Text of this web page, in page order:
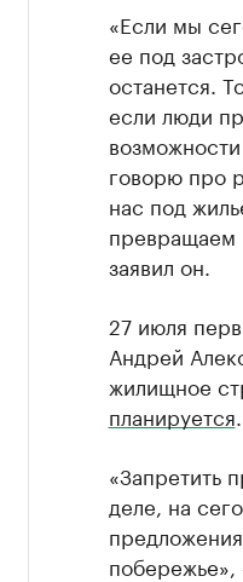
«Если мы
ее под
останется.
если люди
говорю про
нас под
превращаем
заявил он.
27 июля
Андрей
жилищное
планируется
«Запретить
деле, на